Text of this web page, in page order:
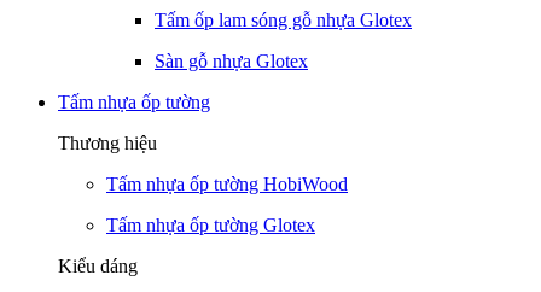
Tấm ốp lam sóng gỗ nhựa Glotex
Sàn gỗ nhựa Glotex
Tấm nhựa ốp tường
Thương hiệu
Tấm nhựa ốp tường HobiWood
Tấm nhựa ốp tường Glotex
Kiểu dáng